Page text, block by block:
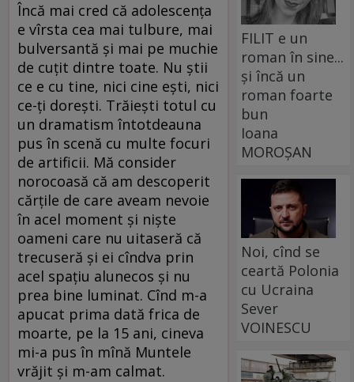
Încă mai cred că adolescenţa
e vîrsta cea mai tulbure, mai
bulversantă şi mai pe muchie
de cuţit dintre toate. Nu ştii
ce e cu tine, nici cine eşti, nici
ce-ţi doreşti. Trăieşti totul cu
un dramatism întotdeauna
pus în scenă cu multe focuri
de artificii. Mă consider
norocoasă că am descoperit
cărţile de care aveam nevoie
în acel moment şi nişte
oameni care nu uitaseră că
trecuseră şi ei cîndva prin
acel spaţiu alunecos şi nu
prea bine luminat. Cînd m-a
apucat prima dată frica de
moarte, pe la 15 ani, cineva
mi-a pus în mînă Muntele
vrăjit şi m-am calmat.
FILIT e un
roman în sine...
și încă un
roman foarte
bun
Ioana
MOROȘAN
Noi, cînd se
ceartă Polonia
cu Ucraina
Sever
VOINESCU